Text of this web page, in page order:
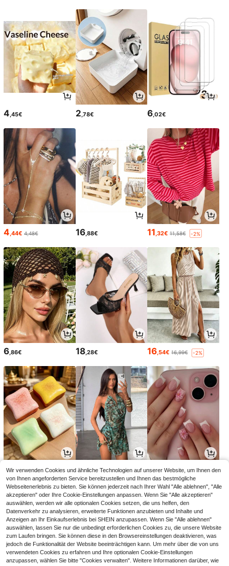
4 ,45€ 2 ,78€ 6 ,02€
4,44€ 4,48€ 16,88€ 11,32€ 11,58€ -2%
6,86€ 18,28€ 16,54€ 16,99€ -2%
2,88€ 21,28€ 21,49€ 3,94€3,98€ -1%
Wir verwenden Cookies und ähnliche Technologien auf unserer Website, um Ihnen den
von Ihnen angeforderten Service bereitzustellen und Ihnen das bestmögliche
Webseitenerlebnis zu bieten. Sie können jederzeit nach Ihrer Wahl "Alle ablehnen", "Alle
akzeptieren" oder Ihre Cookie-Einstellungen anpassen. Wenn Sie "Alle akzeptieren"
auswählen, werden wir alle optionalen Cookies setzen, die uns helfen, den
Datenverkehr zu analysieren, erweiterte Funktionen anzubieten und Inhalte und
Anzeigen an Ihr Einkaufserlebnis bei SHEIN anzupassen. Wenn Sie "Alle ablehnen"
auswählen, lassen Sie nur die unbedingt erforderlichen Cookies zu, die unsere Website
zum Laufen bringen. Sie können diese in den Browsereinstellungen deaktivieren, was
jedoch die Funktionalität der Website beeinträchtigen kann. Um mehr über die von uns
verwendeten Cookies zu erfahren und Ihre optionalen Cookie-Einstellungen
anzupassen, wählen Sie bitte "Cookies verwalten". Weitere Informationen darüber, wie